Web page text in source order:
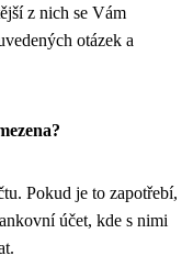
z nich se Vám
otázek a
Pokud je to zapotřebí,
účet, kde s nimi